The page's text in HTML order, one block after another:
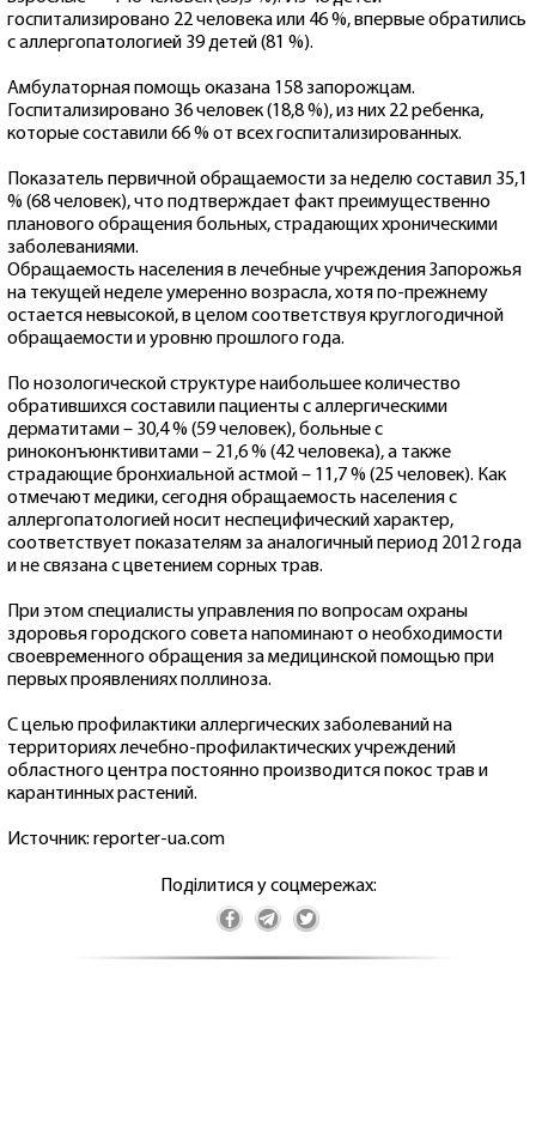
госпитализировано 22 человека или 46 %, впервые обратились
с аллергопатологией 39 детей (81 %).
Амбулаторная помощь оказана 158 запорожцам.
Госпитализировано 36 человек (18,8 %), из них 22 ребенка,
которые составили 66 % от всех госпитализированных.
Показатель первичной обращаемости за неделю составил 35,1
% (68 человек), что подтверждает факт преимущественно
планового обращения больных, страдающих хроническими
заболеваниями.
Обращаемость населения в лечебные учреждения Запорожья
на текущей неделе умеренно возрасла, хотя по-прежнему
остается невысокой, в целом соответствуя круглогодичной
обращаемости и уровню прошлого года.
По нозологической структуре наибольшее количество
обратившихся составили пациенты с аллергическими
дерматитами – 30,4 % (59 человек), больные с
риноконъюнктивитами – 21,6 % (42 человека), а также
страдающие бронхиальной астмой – 11,7 % (25 человек). Как
отмечают медики, сегодня обращаемость населения с
аллергопатологией носит неспецифический характер,
соответствует показателям за аналогичный период 2012 года
и не связана с цветением сорных трав.
При этом специалисты управления по вопросам охраны
здоровья городского совета напоминают о необходимости
своевременного обращения за медицинской помощью при
первых проявлениях поллиноза.
С целью профилактики аллергических заболеваний на
территориях лечебно-профилактических учреждений
областного центра постоянно производится покос трав и
карантинных растений.
Источник: reporter-ua.com
Поділитися у соцмережах: